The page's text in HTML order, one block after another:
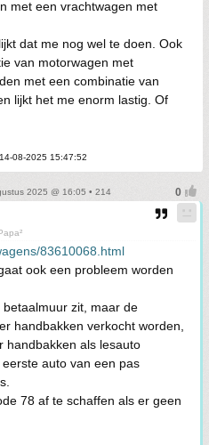
met een vrachtwagen met
dat me nog wel te doen. Ook
van motorwagen met
met een combinatie van
lijkt het me enorm lastig. Of
08-2025 15:47:52
2025 @ 16:05 • 214
83610068.html
ook een probleem worden
zit, maar de
handbakken verkocht worden,
handbakken als lesauto
auto van een pas
78 af te schaffen als er geen